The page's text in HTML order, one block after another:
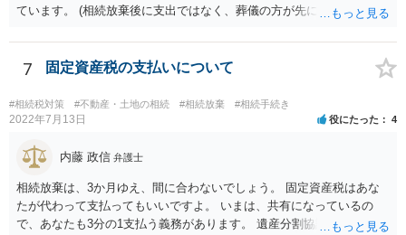
ています。 (相続放棄後に支出ではなく、葬儀の方が先に来るのが通常
述の手続ということだと思いますが) ただ、葬儀費用ならいくらでもよ
いということではなく、身分相応の、社会的儀式として当然認められ
に葬儀費用を支出する経済力がなく、質素な葬儀を行った費用であれ
ば相続財産から支出しても単純承認と認められない可能性が高いの
7 固定資産税の支払いについて
#相続税対策 #不動産・土地の相続 #相続放棄 #相続手続き
2022年7月13日 役にたった 4
内藤 政信 弁護士
相続放棄は、3か月ゆえ、間に合わないでしょう。 固定資産税はあな
たが代わって支払ってもいいですよ。 いまは、共有になっているの
で、あなたも3分の1支払う義務があります。 遺産分割協議をして、不